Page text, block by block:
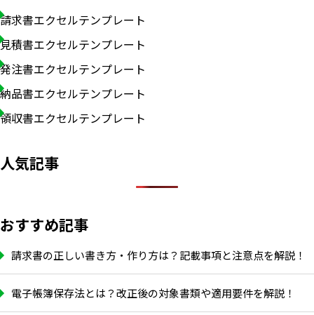
請求書エクセルテンプレート
見積書エクセルテンプレート
発注書エクセルテンプレート
納品書エクセルテンプレート
領収書エクセルテンプレート
人気記事
おすすめ記事
請求書の正しい書き方・作り方は？記載事項と注意点を解説！
電子帳簿保存法とは？改正後の対象書類や適用要件を解説！